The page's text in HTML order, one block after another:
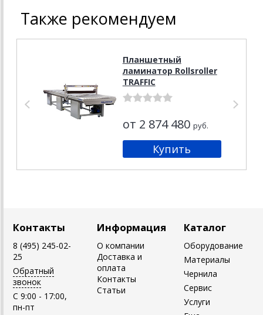
Также рекомендуем
Планшетный
ламинатор Rollsroller
TRAFFIC
от 2 874 480 руб.
Контакты
8 (495) 245-02-
25
Обратный
звонок
C 9:00 - 17:00,
пн-пт
Информация
О компании
Доставка и
оплата
Контакты
Статьи
Каталог
Оборудование
Материалы
Чернила
Сервис
Услуги